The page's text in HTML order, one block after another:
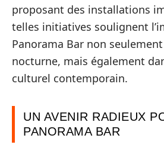
proposant des installations
telles initiatives soulignent
Panorama Bar non
nocturne, mais également
culturel contemporain.
UN AVENIR RADIEUX
PANORAMA BAR